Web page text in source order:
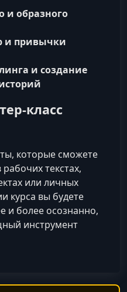
и образного
и привычки
и создание
которые сможете
текстах,
или личных
курса вы будете
и более осознанно,
инструмент